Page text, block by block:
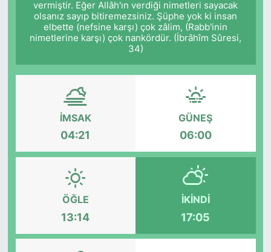
vermiştir. Eğer Allâh'ın verdiği nimetleri sayacak
olsanız sayıp bitiremezsiniz. Şüphe yok ki insan
elbette (nefsine karşı) çok zâlim, (Rabb'inin
nimetlerine karşı) çok nankördür. (İbrâhîm Sûresi,
34)
İMSAK
04:21
GÜNEŞ
06:00
ÖĞLE
13:14
İKINDI
17:05
Siyaset
Tanıtım